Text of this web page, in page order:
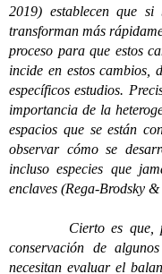
2019) establecen que si
transforman más
proceso para que estos
incide en estos cambios,
específicos estudios.
importancia de la
espacios que se están
observar cómo se
incluso especies que
enclaves (Rega-Brodsky
Cierto es que, para
conservación de
necesitan evaluar el